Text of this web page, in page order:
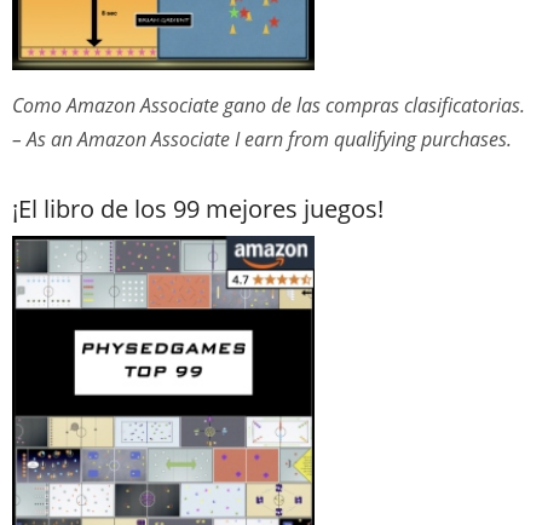
Como Amazon Associate gano de las compras clasificatorias.
– As an Amazon Associate I earn from qualifying purchases.
¡El libro de los 99 mejores juegos!